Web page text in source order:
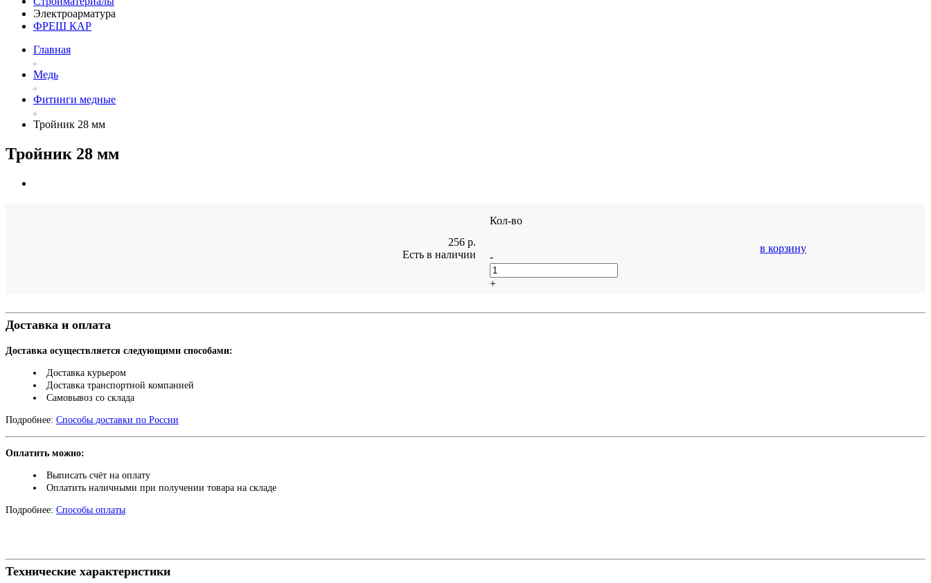
Электроарматура
ФРЕШ КАР
Главная
Медь
Фитинги медные
Тройник 28 мм
Тройник 28 мм
256 р.
Есть в наличии
Кол-во
-
+
в корзину
Доставка и оплата
Доставка осуществляется следующими способами:
Доставка курьером
Доставка транспортной компанией
Самовывоз со склада
Подробнее: Способы доставки по России
Оплатить можно:
Выписать счёт на оплату
Оплатить наличными при получении товара на складе
Подробнее: Способы оплаты
Технические характеристики